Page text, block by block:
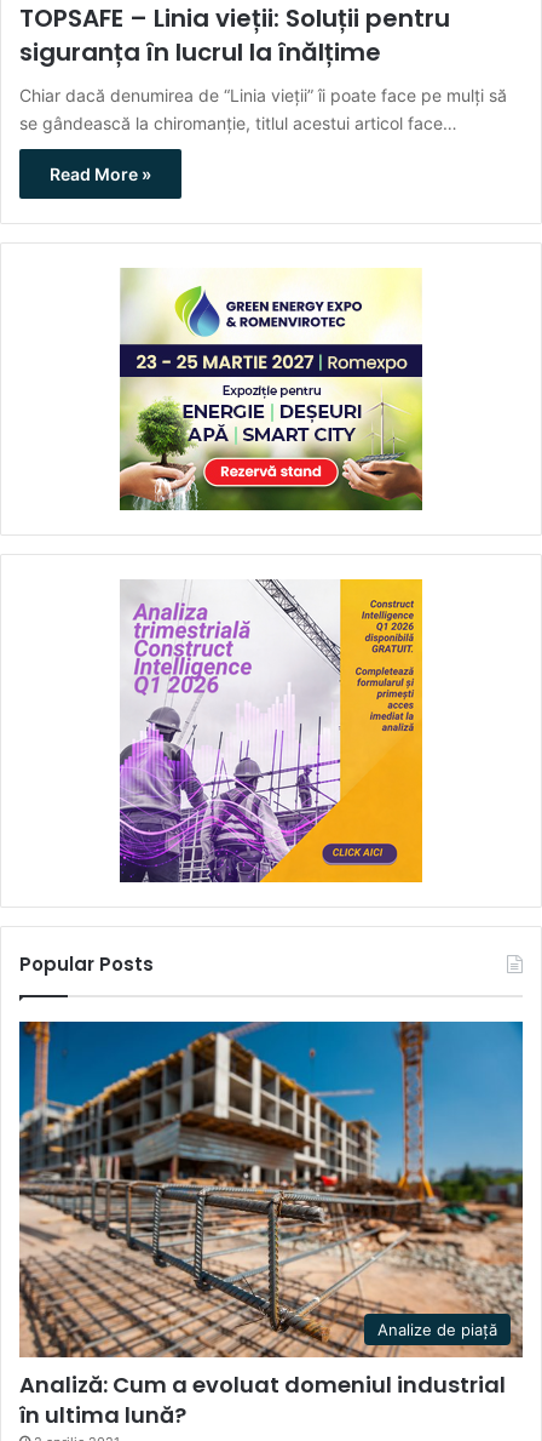
TOPSAFE – Linia vieții: Soluții pentru
siguranța în lucrul la înălțime
Chiar dacă denumirea de “Linia vieții” îi poate face pe mulți să
se gândească la chiromanție, titlul acestui articol face…
Read More »
Popular Posts
Analize de piață
Analiză: Cum a evoluat domeniul industrial
în ultima lună?